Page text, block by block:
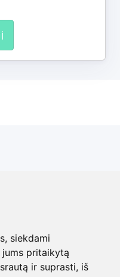
siekdami
pritaikytą
ir suprasti, iš
siekdami
pritaikytą
ir suprasti, iš